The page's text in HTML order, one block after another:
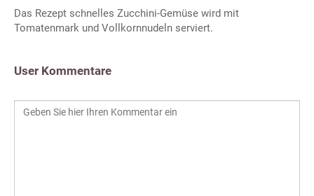
Das Rezept schnelles Zucchini-Gemüse wird mit
Tomatenmark und Vollkornnudeln serviert.
User Kommentare